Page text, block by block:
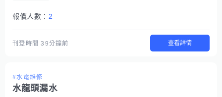
報價人數： 2
刊登時間39分鐘前 查看詳情
#水電維修
水龍頭漏水